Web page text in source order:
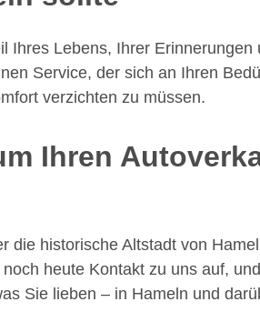
Ihres Lebens, Ihrer Erinnerungen
Service, der sich an Ihren
verzichten zu müssen.
Ihren
die historische Altstadt von
heute Kontakt zu uns auf,
Sie lieben – in Hameln und